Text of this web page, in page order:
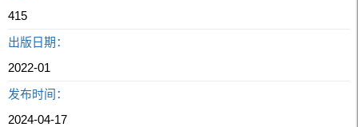
415
出版日期：
2022-01
发布时间：
2024-04-17